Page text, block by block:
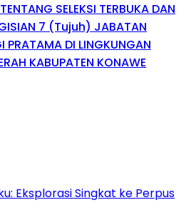
SELEKSI TERBUKA DAN
7 (Tujuh) JABATAN
PRATAMA DI LINGKUNGAN
KABUPATEN KONAWE